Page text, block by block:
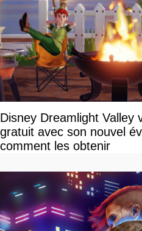
Disney Dreamlight Valley
gratuit avec son nouvel
comment les obtenir